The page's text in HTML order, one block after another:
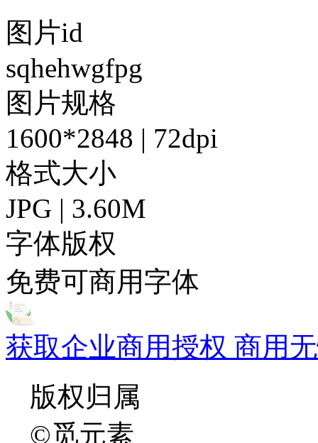
图片id
sqhehwgfpg
图片规格
1600*2848 | 72dpi
格式大小
JPG | 3.60M
字体版权
免费可商用字体
获取企业商用授权 商用
版权归属
©觅元素